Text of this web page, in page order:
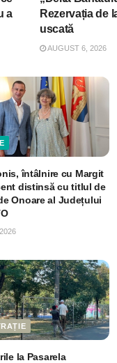
a
Rezervația de
uscată
AUGUST 6, 2026
întâlnire cu Margit
distinsă cu titlul de
Onoare al Județului
la Pasarela